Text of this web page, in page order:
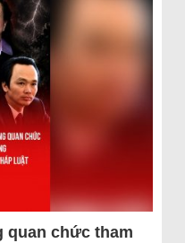
quan chức tham